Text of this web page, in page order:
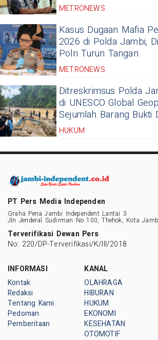
METRONEWS
Kasus Dugaan Mafia
2026 di Polda Jambi,
Polri Turun Tangan
METRONEWS
Ditreskrimsus Polda
di UNESCO Global
Sejumlah Barang Bukti
HUKUM
PT Pers Media Independen
Graha Pena Jambi Independent Lantai 3
Jln Jenderal Sudirman No 100, Thehok, Kota
Terverifikasi Dewan Pers
No: 220/DP-Terverifikasi/K/III/2018
INFORMASI
Kontak
Redaksi
Tentang Kami
Pedoman
Pemberitaan
KANAL
OLAHRAGA
HIBURAN
HUKUM
EKONOMI
KESEHATAN
OTOMOTIF